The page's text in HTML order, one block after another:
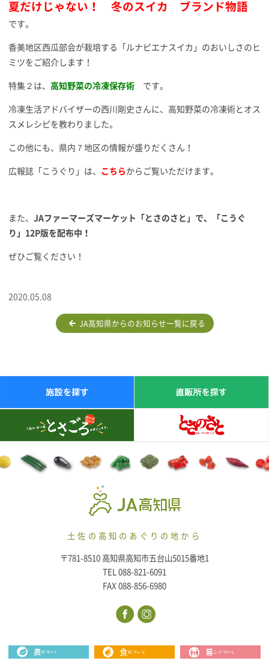
夏だけじゃない！ 冬のスイカ ブランド物語
です。
香美地区西瓜部会が栽培する「ルナピエナスイカ」のおいしさのヒ
ミツをご紹介します！
特集２は、 高知野菜の冷凍保存術 です。
冷凍生活アドバイザーの西川剛史さんに、高知野菜の冷凍術とオス
スメレシピを教わりました。
この他にも、県内７地区の情報が盛りだくさん！
広報誌「こうぐり」は、 こちらからご覧いただけます。
また、 JAファーマーズマーケット「とさのさと」で、「こうぐ
り」12P版を配布中！
ぜひご覧ください！
2020.05.08
JA高知県からのお知らせ一覧に戻る
土佐の高知のあぐりの地から
〒781-8510 高知県高知市五台山5015番地1
TEL 088-821-6091
FAX 088-856-6980